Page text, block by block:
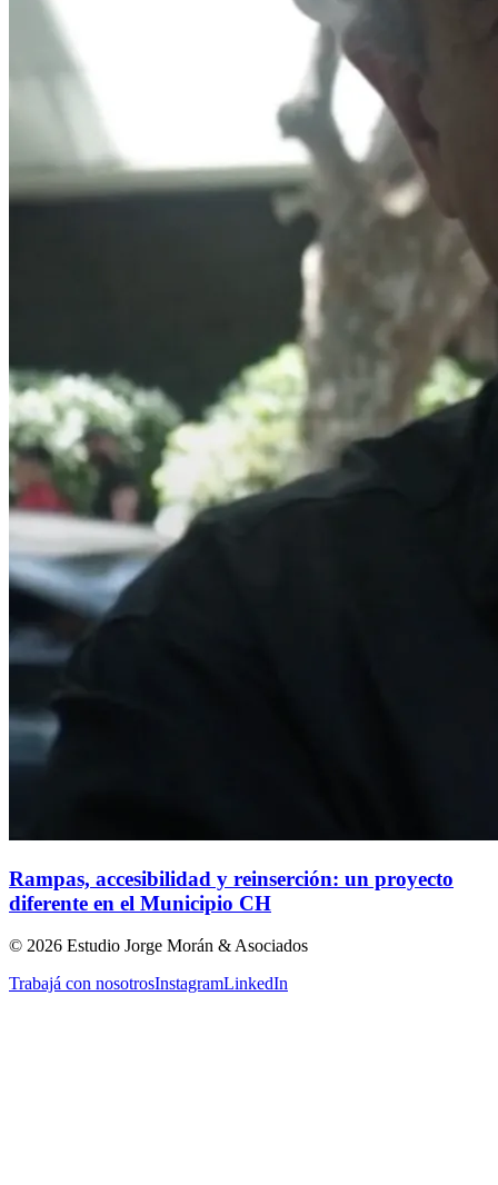
Rampas, accesibilidad y reinserción: un proyecto
diferente en el Municipio CH
© 2026 Estudio Jorge Morán & Asociados
Trabajá con nosotrosInstagramLinkedIn